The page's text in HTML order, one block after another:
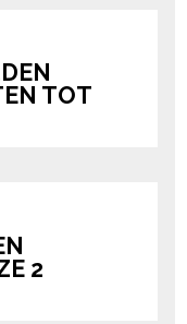
TOT
2